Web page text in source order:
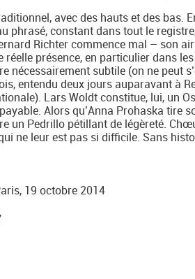
avec des hauts et des bas.
phrasé, constant dans tout le
Richter commence mal – son
réelle présence, en particulier dans
nécessairement subtile (on ne peut
entendu deux jours auparavant à
Lars Woldt constitue, lui, un
Alors qu’Anna Prohaska tire
un Pedrillo pétillant de légèreté.
ne leur est pas si difficile. Sans
19 octobre 2014